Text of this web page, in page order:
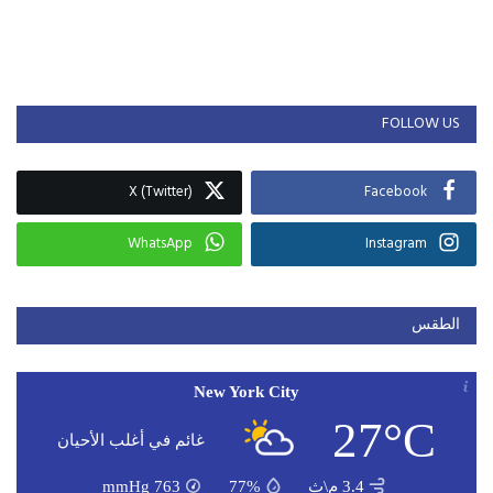
FOLLOW US
Facebook
X (Twitter)
Instagram
WhatsApp
الطقس
New York City
27°C غائم في أغلب الأحيان
3.4 م\ث 77%
763
mmHg